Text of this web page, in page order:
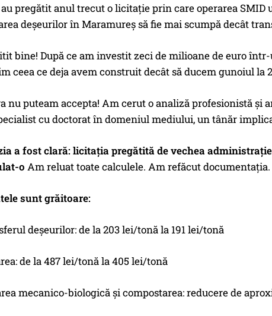
pregătit anul trecut o licitație prin care operarea
deșeurilor în Maramureș să fie mai scumpă decât
bine! După ce am investit zeci de milioane de euro
ceea ce deja avem construit decât să ducem gunoiul la
nu puteam accepta! Am cerut o analiză profesionistă și
cu doctorat în domeniul mediului, un tânăr
a fost clară: licitația pregătită de vechea
o Am reluat toate calculele. Am refăcut documentația.
sunt grăitoare:
deșeurilor: de la 203 lei/tonă la 191 lei/tonă
de la 487 lei/tonă la 405 lei/tonă
mecanico-biologică și compostarea: reducere de